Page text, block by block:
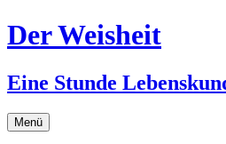
Zum
Inhalt
Der Weisheit
Eine Stunde
Menü